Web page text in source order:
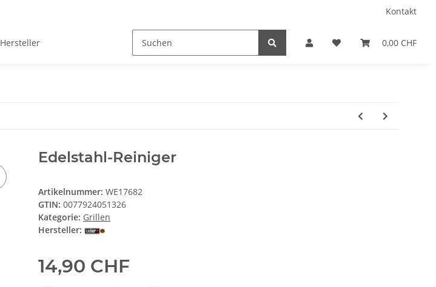
Kontakt
0,00 CHF
Hersteller
Edelstahl-Reiniger
Artikelnummer: WE17682
GTIN: 0077924051326
Kategorie: Grillen
Hersteller:
14,90 CHF